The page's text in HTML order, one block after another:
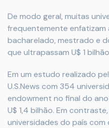
De modo geral, muitas
frequentemente enfatizam
bacharelado, mestrado e
que ultrapassam U$ 1
Em um estudo realizado
U.S.News com 354
endowment no final do
U$ 1,4 bilhão. Em
universidades do país